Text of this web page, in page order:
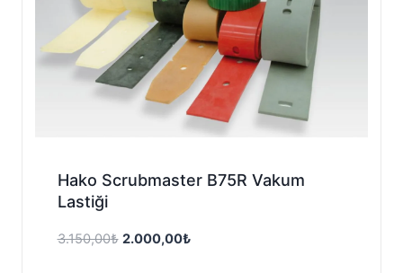
Hako Scrubmaster B75R Vakum
Lastiği
3.150,00₺ Orijinal
2.000,00₺Şu